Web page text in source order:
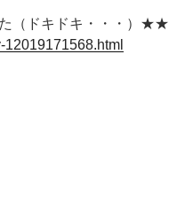
（ドキドキ・・・）★★